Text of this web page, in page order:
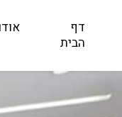
דף
הבית